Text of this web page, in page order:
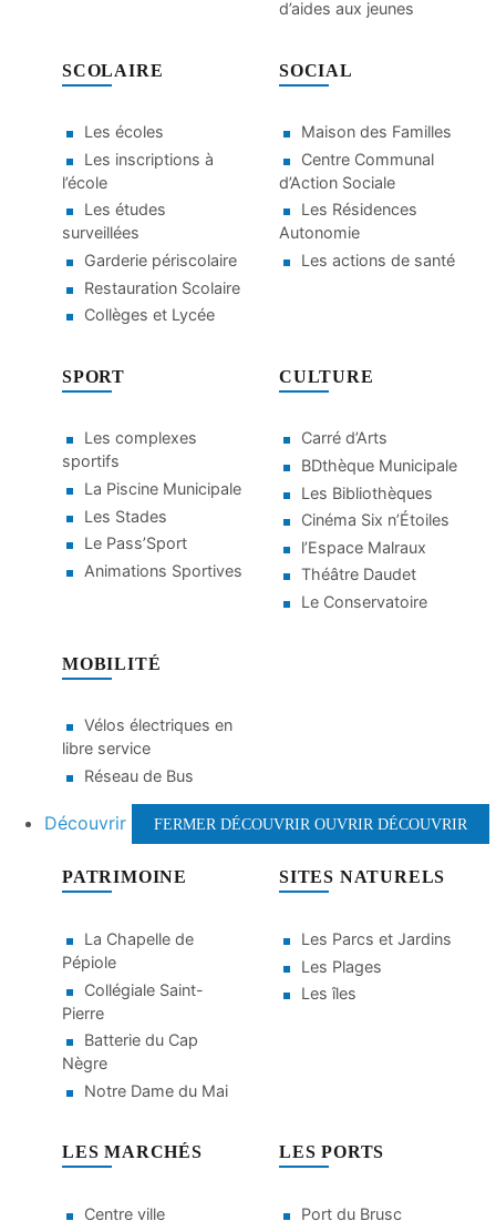
d’aides aux jeunes
SCOLAIRE
Les écoles
Les inscriptions à
l’école
Les études
surveillées
Garderie périscolaire
Restauration Scolaire
Collèges et Lycée
SOCIAL
Maison des Familles
Centre Communal
d’Action Sociale
Les Résidences
Autonomie
Les actions de santé
SPORT
Les complexes
sportifs
La Piscine Municipale
Les Stades
Le Pass’Sport
Animations Sportives
CULTURE
Carré d’Arts
BDthèque Municipale
Les Bibliothèques
Cinéma Six n’Étoiles
l’Espace Malraux
Théâtre Daudet
Le Conservatoire
MOBILITÉ
Vélos électriques en
libre service
Réseau de Bus
Découvrir FERMER DÉCOUVRIR OUVRIR DÉCOUVRIR
PATRIMOINE
La Chapelle de
Pépiole
Collégiale Saint-
Pierre
Batterie du Cap
Nègre
Notre Dame du Mai
SITES NATURELS
Les Parcs et Jardins
Les Plages
Les îles
LES MARCHÉS
Centre ville
LES PORTS
Port du Brusc